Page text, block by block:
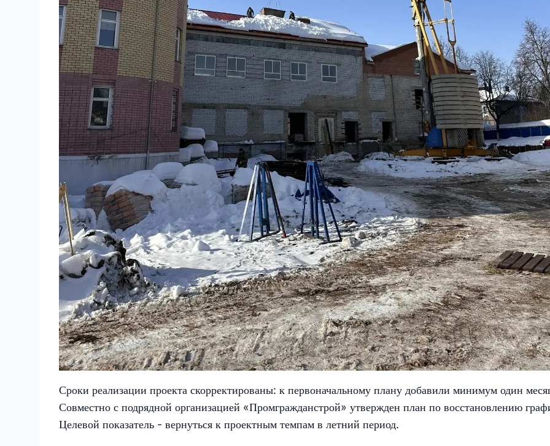
Сроки реализации проекта скорректированы: к первоначальному плану добавили минимум один
Совместно с подрядной организацией «Промгражданстрой» утвержден план по восстановлению
Целевой показатель - вернуться к проектным темпам в летний период.